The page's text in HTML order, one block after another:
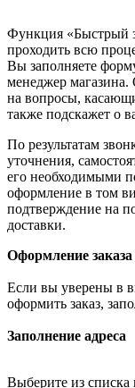
Функция «Быстрый
проходить всю
Вы заполняете
менеджер магазина.
на вопросы,
также подскажет о
По результатам
уточнения,
его необходимыми
оформление в том
подтверждение на
доставки.
Оформление
Если вы уверены в
оформить заказ,
Заполнение адреса
Выберите из списка